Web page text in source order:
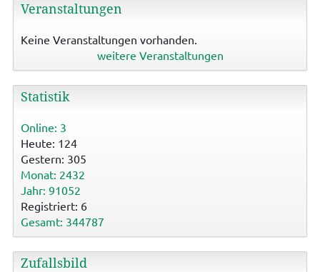
Veranstaltungen
Keine Veranstaltungen vorhanden.
weitere Veranstaltungen
Statistik
Online: 3
Heute: 124
Gestern: 305
Monat: 2432
Jahr: 91052
Registriert: 6
Gesamt: 344787
Zufallsbild